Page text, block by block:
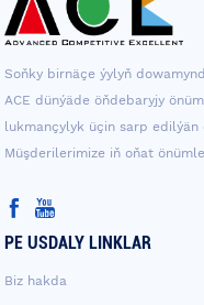
Soňky birnäçe ýylyň
ACE dünýäde öňdebaryjy
lukmançylyk üçin sarp
Müşderilerimize iň oňat
PE USDALY LINKLAR
Biz hakda